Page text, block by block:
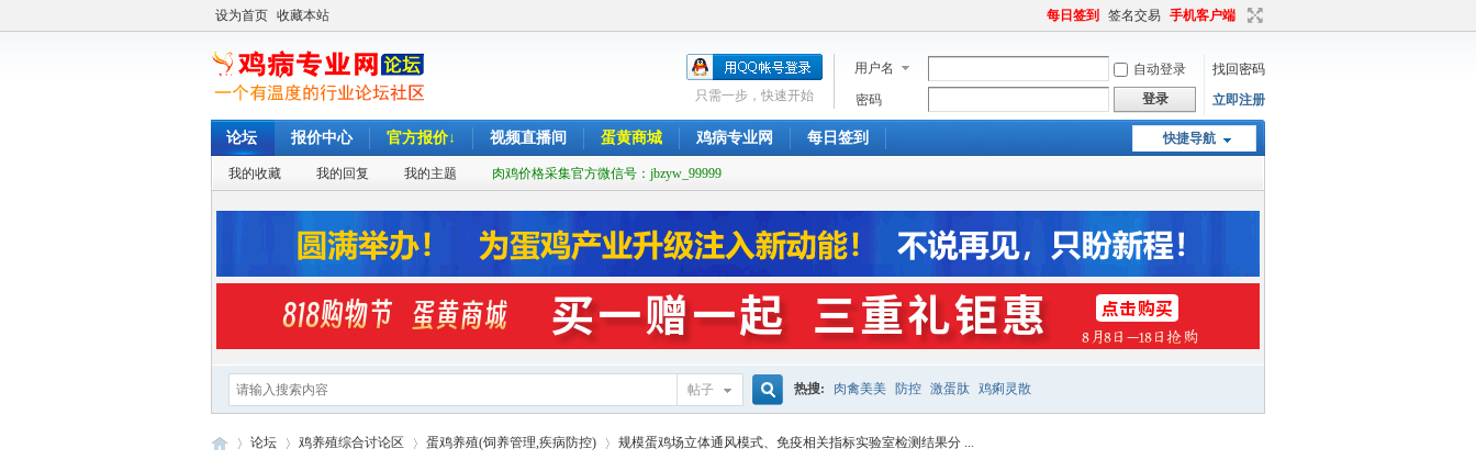
设为首页 收藏本站 每日签到 签名交易 手机客户端
用户名 自动登录
找回密码
密码
登录 立即注册
只需一步，快速开始
快捷导航
论坛 报价中心 官方报价↓ 视频直播间 蛋黄商城 鸡病专业网 每日签到
我的收藏 我的回复 我的主题 肉鸡价格采集官方微信号：jbzyw_99999
帖子 热搜: 肉禽美美 防控 激蛋肽 鸡痢灵散
论坛 鸡养殖综合讨论区 蛋鸡养殖(饲养管理,疾病防控) 规模蛋鸡场立体通风模式、免疫相关指标实验室检测结果分 ...